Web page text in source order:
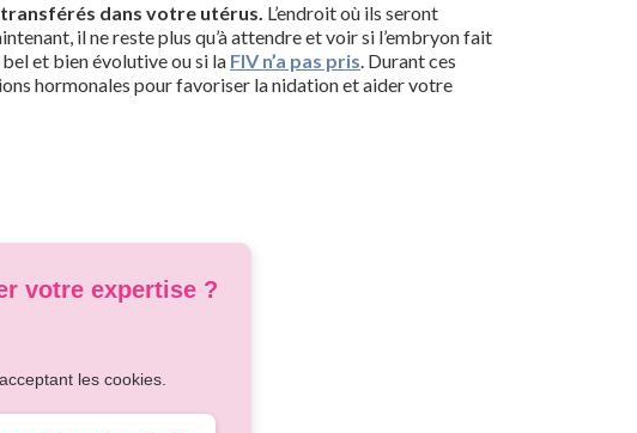
transférés dans votre utérus. L’endroit où ils seront
il ne reste plus qu’à attendre et voir si l’embryon fait
et bien évolutive ou si la FIV n’a pas pris. Durant ces
hormonales pour favoriser la nidation et aider votre
votre expertise ?
les cookies.